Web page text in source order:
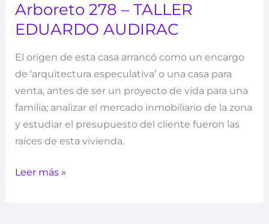
Arboreto 278 – TALLER
EDUARDO AUDIRAC
El origen de esta casa arrancó como un encargo
de ‘arquitectura especulativa’ o una casa para
venta, antes de ser un proyecto de vida para una
familia; analizar el mercado inmobiliario de la zona
y estudiar el presupuesto del cliente fueron las
raíces de esta vivienda.
Leer más »